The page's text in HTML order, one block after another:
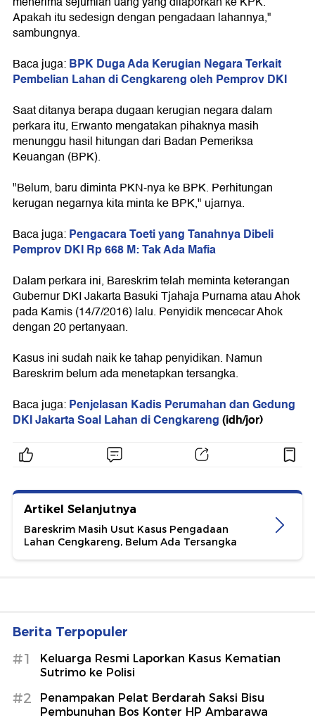
Apakah itu sedesign dengan pengadaan lahannya,"
sambungnya.
Baca juga:BPK Duga Ada Kerugian Negara Terkait
Pembelian Lahan di Cengkareng oleh Pemprov DKI
Saat ditanya berapa dugaan kerugian negara dalam
perkara itu, Erwanto mengatakan pihaknya masih
menunggu hasil hitungan dari Badan Pemeriksa
Keuangan (BPK).
"Belum, baru diminta PKN-nya ke BPK. Perhitungan
kerugan negarnya kita minta ke BPK," ujarnya.
Baca juga:Pengacara Toeti yang Tanahnya Dibeli
Pemprov DKI Rp 668 M: Tak Ada Mafia
Dalam perkara ini, Bareskrim telah meminta keterangan
Gubernur DKI Jakarta Basuki Tjahaja Purnama atau Ahok
pada Kamis (14/7/2016) lalu. Penyidik mencecar Ahok
dengan 20 pertanyaan.
Kasus ini sudah naik ke tahap penyidikan. Namun
Bareskrim belum ada menetapkan tersangka.
Baca juga:Penjelasan Kadis Perumahan dan Gedung
DKI Jakarta Soal Lahan di Cengkareng(idh/jor)
Artikel Selanjutnya
Bareskrim Masih Usut Kasus Pengadaan
Lahan Cengkareng, Belum Ada Tersangka
Berita Terpopuler
#1
Keluarga Resmi Laporkan Kasus Kematian
Sutrimo ke Polisi
#2
Penampakan Pelat Berdarah Saksi Bisu
Pembunuhan Bos Konter HP Ambarawa